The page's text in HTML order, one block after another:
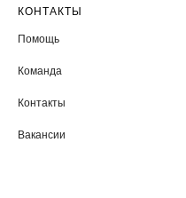
КОНТАКТЫ
Помощь
Команда
Контакты
Вакансии